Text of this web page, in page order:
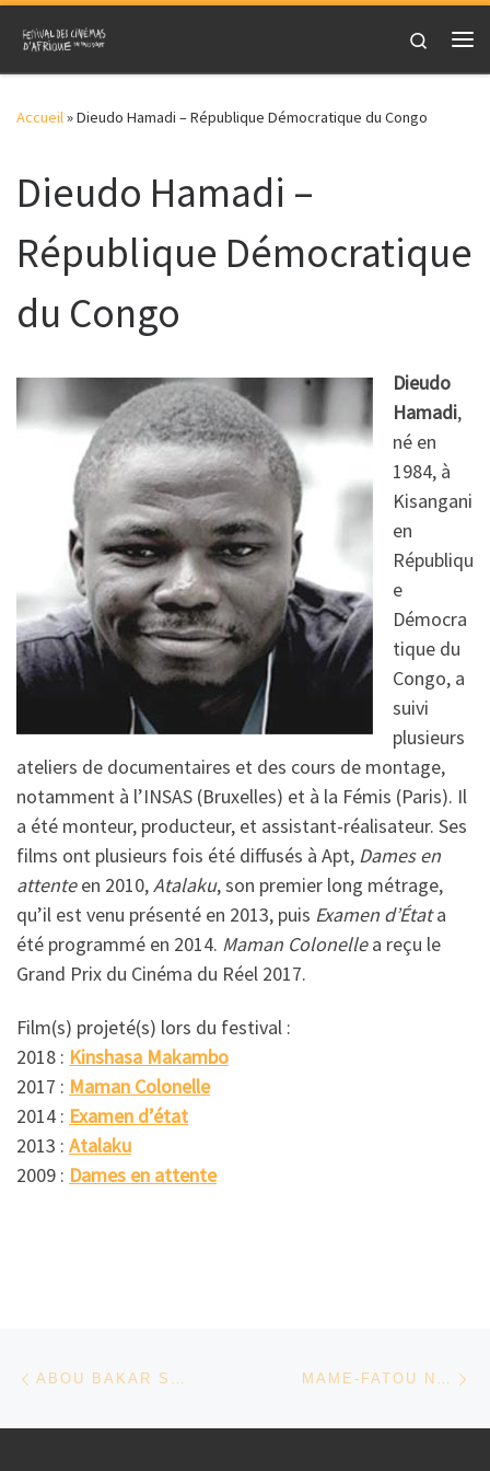
Skip to content
Search
Accueil»Dieudo Hamadi – République Démocratique du Congo
Dieudo Hamadi –
République Démocratique
du Congo
Dieudo
Hamadi,
né en
1984, à
Kisangani
en
Républiqu
e
Démocra
tique du
Congo, a
suivi
plusieurs
ateliers de documentaires et des cours de montage,
notamment à l’INSAS (Bruxelles) et à la Fémis (Paris). Il
a été monteur, producteur, et assistant-réalisateur. Ses
films ont plusieurs fois été diffusés à Apt, Dames en
attenteen 2010, Atalaku, son premier long métrage,
qu’il est venu présenté en 2013, puis Examen d’Étata
été programmé en 2014. Maman Colonellea reçu le
Grand Prix du Cinéma du Réel 2017.
Film(s) projeté(s) lors du festival :
2018 : Kinshasa Makambo
2017 : Maman Colonelle
2014 : Examen d’état
2013 : Atalaku
2009 : Dames en attente
Parcourir les articles